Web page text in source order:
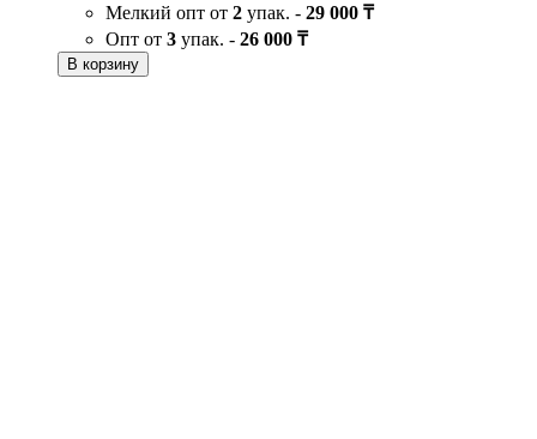
Мелкий опт от 2 упак. - 29 000 ₸
Опт от 3 упак. - 26 000 ₸
В корзину